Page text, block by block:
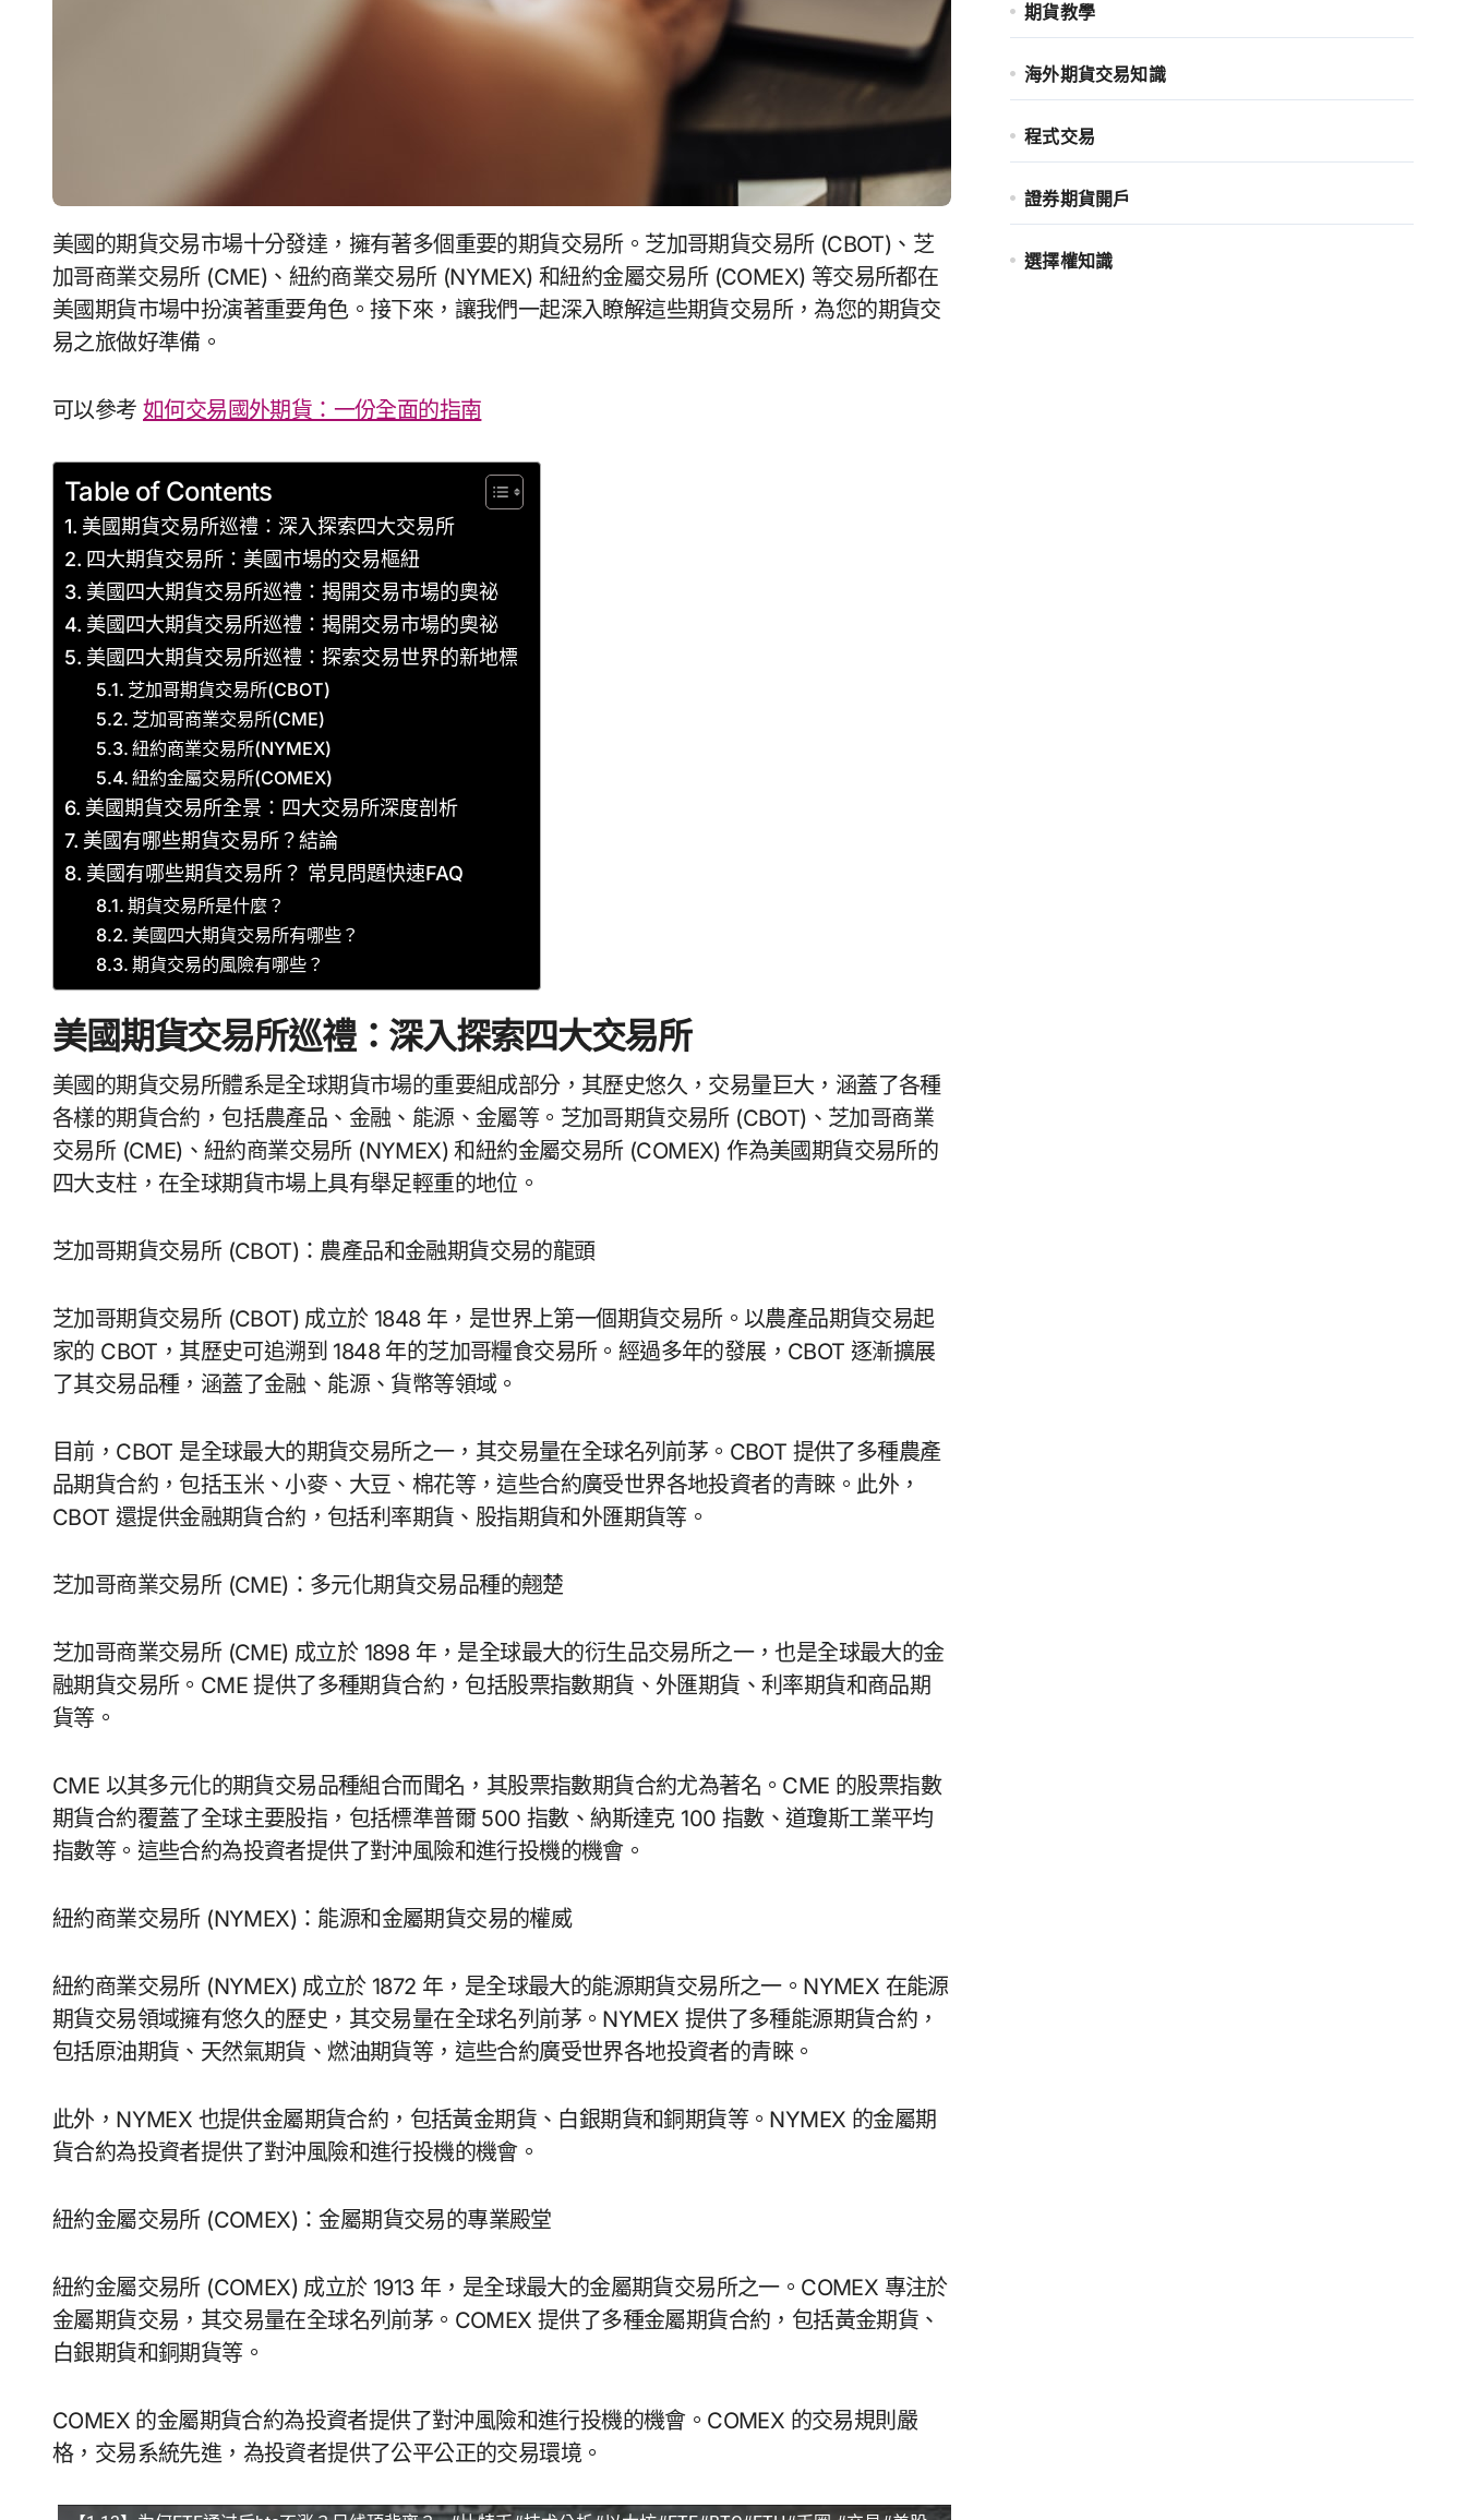
美國的期貨交易市場十分發達，擁有著多個重要的期貨交易所。芝加哥期貨交易所 (CBOT)、芝
加哥商業交易所 (CME)、紐約商業交易所 (NYMEX) 和紐約金屬交易所 (COMEX) 等交易所都在
美國期貨市場中扮演著重要角色。接下來，讓我們一起深入瞭解這些期貨交易所，為您的期貨交
易之旅做好準備。
可以參考 如何交易國外期貨：一份全面的指南
Table of Contents
美國期貨交易所巡禮：深入探索四大交易所
四大期貨交易所：美國市場的交易樞紐
美國四大期貨交易所巡禮：揭開交易市場的奧祕
美國四大期貨交易所巡禮：揭開交易市場的奧祕
美國四大期貨交易所巡禮：探索交易世界的新地標
芝加哥期貨交易所(CBOT)
芝加哥商業交易所(CME)
紐約商業交易所(NYMEX)
紐約金屬交易所(COMEX)
美國期貨交易所全景：四大交易所深度剖析
美國有哪些期貨交易所？結論
美國有哪些期貨交易所？ 常見問題快速FAQ
期貨交易所是什麼？
美國四大期貨交易所有哪些？
期貨交易的風險有哪些？
美國期貨交易所巡禮：深入探索四大交易所
美國的期貨交易所體系是全球期貨市場的重要組成部分，其歷史悠久，交易量巨大，涵蓋了各種
各樣的期貨合約，包括農產品、金融、能源、金屬等。芝加哥期貨交易所 (CBOT)、芝加哥商業
交易所 (CME)、紐約商業交易所 (NYMEX) 和紐約金屬交易所 (COMEX) 作為美國期貨交易所的
四大支柱，在全球期貨市場上具有舉足輕重的地位。
芝加哥期貨交易所 (CBOT)：農產品和金融期貨交易的龍頭
芝加哥期貨交易所 (CBOT) 成立於 1848 年，是世界上第一個期貨交易所。以農產品期貨交易起
家的 CBOT，其歷史可追溯到 1848 年的芝加哥糧食交易所。經過多年的發展，CBOT 逐漸擴展
了其交易品種，涵蓋了金融、能源、貨幣等領域。
目前，CBOT 是全球最大的期貨交易所之一，其交易量在全球名列前茅。CBOT 提供了多種農產
品期貨合約，包括玉米、小麥、大豆、棉花等，這些合約廣受世界各地投資者的青睞。此外，
CBOT 還提供金融期貨合約，包括利率期貨、股指期貨和外匯期貨等。
芝加哥商業交易所 (CME)：多元化期貨交易品種的翹楚
芝加哥商業交易所 (CME) 成立於 1898 年，是全球最大的衍生品交易所之一，也是全球最大的金
融期貨交易所。CME 提供了多種期貨合約，包括股票指數期貨、外匯期貨、利率期貨和商品期
貨等。
CME 以其多元化的期貨交易品種組合而聞名，其股票指數期貨合約尤為著名。CME 的股票指數
期貨合約覆蓋了全球主要股指，包括標準普爾 500 指數、納斯達克 100 指數、道瓊斯工業平均
指數等。這些合約為投資者提供了對沖風險和進行投機的機會。
紐約商業交易所 (NYMEX)：能源和金屬期貨交易的權威
紐約商業交易所 (NYMEX) 成立於 1872 年，是全球最大的能源期貨交易所之一。NYMEX 在能源
期貨交易領域擁有悠久的歷史，其交易量在全球名列前茅。NYMEX 提供了多種能源期貨合約，
包括原油期貨、天然氣期貨、燃油期貨等，這些合約廣受世界各地投資者的青睞。
此外，NYMEX 也提供金屬期貨合約，包括黃金期貨、白銀期貨和銅期貨等。NYMEX 的金屬期
貨合約為投資者提供了對沖風險和進行投機的機會。
紐約金屬交易所 (COMEX)：金屬期貨交易的專業殿堂
紐約金屬交易所 (COMEX) 成立於 1913 年，是全球最大的金屬期貨交易所之一。COMEX 專注於
金屬期貨交易，其交易量在全球名列前茅。COMEX 提供了多種金屬期貨合約，包括黃金期貨、
白銀期貨和銅期貨等。
COMEX 的金屬期貨合約為投資者提供了對沖風險和進行投機的機會。COMEX 的交易規則嚴
格，交易系統先進，為投資者提供了公平公正的交易環境。
期貨教學
海外期貨交易知識
程式交易
證券期貨開戶
選擇權知識